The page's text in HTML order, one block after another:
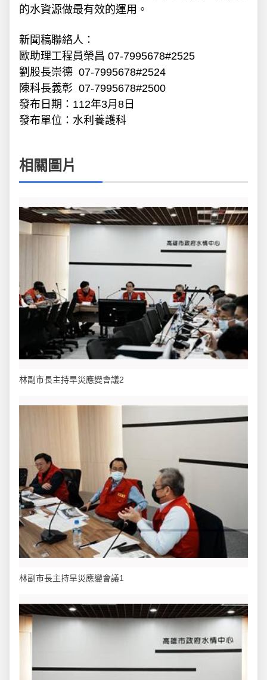
的水資源做最有效的運用。
新聞稿聯絡人：
歐助理工程員榮昌 07-7995678#2525
劉股長崇德 07-7995678#2524
陳科長義彰 07-7995678#2500
發布日期：112年3月8日
發布單位：水利養護科
相關圖片
林副市長主持旱災應變會議2
林副市長主持旱災應變會議1